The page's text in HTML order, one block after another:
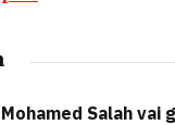
Salah vai